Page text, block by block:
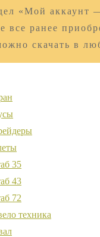
«Мой аккаунт
все ранее
скачать в
35
43
72
техника